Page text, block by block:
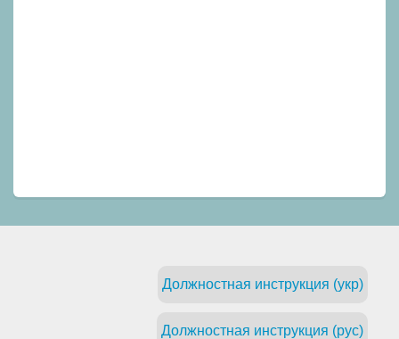
Должностная инструкция (укр)
Должностная инструкция (рус)